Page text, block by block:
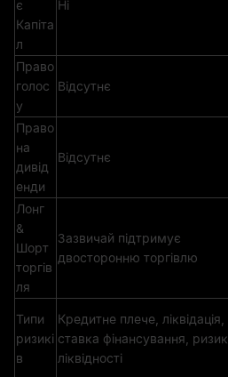
є
Капіта
л
Ні
Право
голос
у
Відсутнє
Право
на
дивід
енди
Відсутнє
Лонг
&
Шорт
торгів
ля
Зазвичай підтримує
двосторонню торгівлю
Типи
ризикі
в
Кредитне плече, ліквідація,
ставка фінансування, ризик
ліквідності